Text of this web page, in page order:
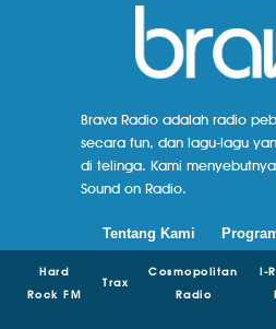
Brava Radio adalah radio
secara fun, dan lagu-lagu
di telinga. Kami menyebutnya
Sound on Radio.
Tentang Kami
Hard
Rock FM
Trax
Cosmopolitan
Radio
I-